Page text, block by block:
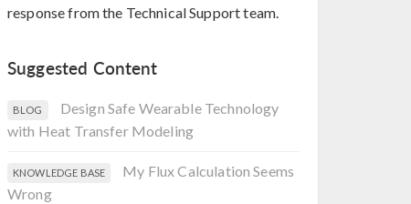
response from the Technical Support team.
Suggested Content
BLOG
Design Safe Wearable Technology
with Heat Transfer Modeling
KNOWLEDGE BASE
My Flux Calculation Seems
Wrong